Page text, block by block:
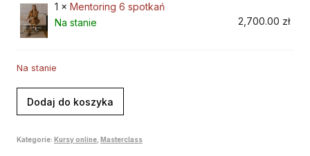
1 × Mentoring 6 spotkań
Na stanie
2,700.00 zł
Na stanie
+
Dodaj do koszyka
Kategorie: Kursy online Masterclass